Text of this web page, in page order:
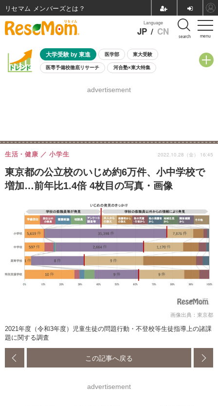
menu
Language
JP / CN search
大学受験 by 東進 医学部 東大受験
医専予備校徹底リサーチ 河合塾×東大特集
8月開催学校説明会・相談会
advertisement
東京都の公立校のいじめ約6万件、小中学校で
増加…前年比1.4倍 4枚目の写真・画像
生活・健康 小学生 2022.10.28（金） 16:45
画像出典：東京都
2021年度（令和3年度）児童生徒の問題行動・不登校等生徒指導上の諸課
題に関する調査
この記事へ戻る
advertisement
リセマム メンバーズ